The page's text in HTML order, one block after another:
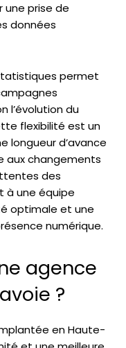
une prise de
données
permet
l’évolution du
flexibilité est un
longueur d’avance
aux changements
des
à une équipe
optimale et une
numérique.
agence
?
en Haute-